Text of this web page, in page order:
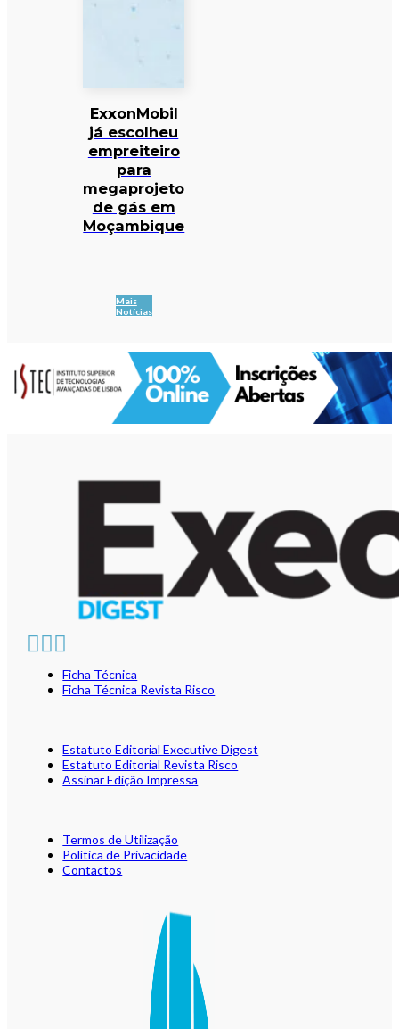
ExxonMobil
já escolheu
empreiteiro
para
megaprojeto
de gás em
Moçambique
Mais
Notícias
Ficha Técnica
Ficha Técnica Revista Risco
Estatuto Editorial Executive Digest
Estatuto Editorial Revista Risco
Assinar Edição Impressa
Termos de Utilização
Política de Privacidade
Contactos